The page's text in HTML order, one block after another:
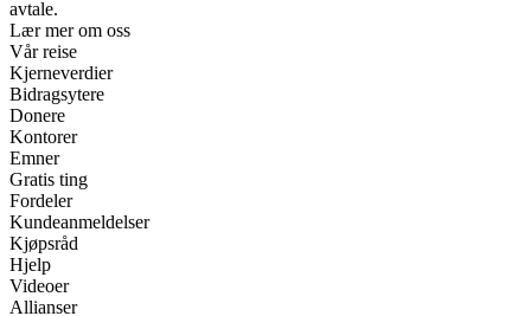
avtale.
Lær mer om oss
Vår reise
Kjerneverdier
Bidragsytere
Donere
Kontorer
Emner
Gratis ting
Fordeler
Kundeanmeldelser
Kjøpsråd
Hjelp
Videoer
Allianser